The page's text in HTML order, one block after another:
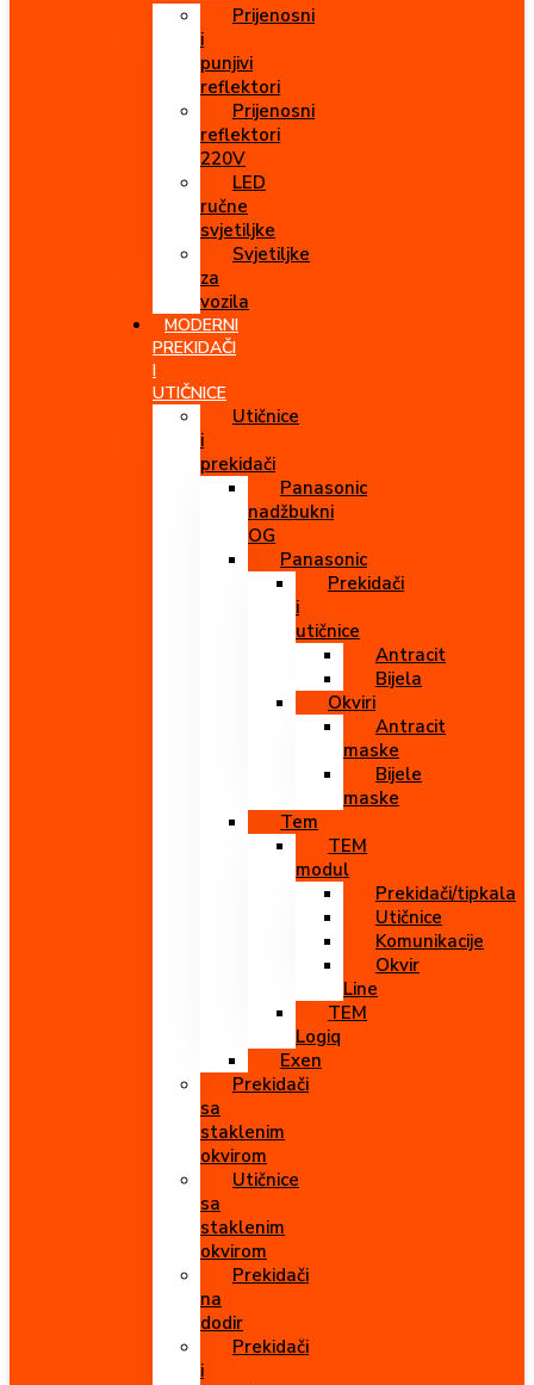
Prijenosni
i
punjivi
reflektori
Prijenosni
reflektori
220V
LED
ručne
svjetiljke
Svjetiljke
za
vozila
MODERNI
PREKIDAČI
I
UTIČNICE
Utičnice
i
prekidači
Panasonic
nadžbukni
OG
Panasonic
Prekidači
i
utičnice
Antracit
Bijela
Okviri
Antracit
maske
Bijele
maske
Tem
TEM
modul
Prekidači/tipkala
Utičnice
Komunikacije
Okvir
Line
TEM
Logiq
Exen
Prekidači
sa
staklenim
okvirom
Utičnice
sa
staklenim
okvirom
Prekidači
na
dodir
Prekidači
i